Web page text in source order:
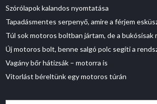
Szórólapok kalandos nyomtatása
Tapadásmentes serpenyő, amire a férjem
Túl sok motoros boltban jártam, de a bukósisak
Új motoros bolt, benne salgó polc segíti a
Vagány bőr hátizsák – motorra is
Vitorlást béreltünk egy motoros túrán